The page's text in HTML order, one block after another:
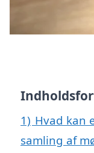
1) Hvad kan
samling af